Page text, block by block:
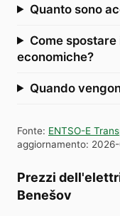
Quanto sono
Come
economiche?
Quando
Fonte: ENTSO-E
aggiornamento:
Prezzi
Benešov